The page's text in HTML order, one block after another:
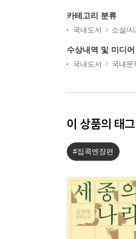
카테고리 분류
국내도서 소설/
수상내역 및 미디
국내도서 국내문
이 상품의 태그
#집콕엔장편